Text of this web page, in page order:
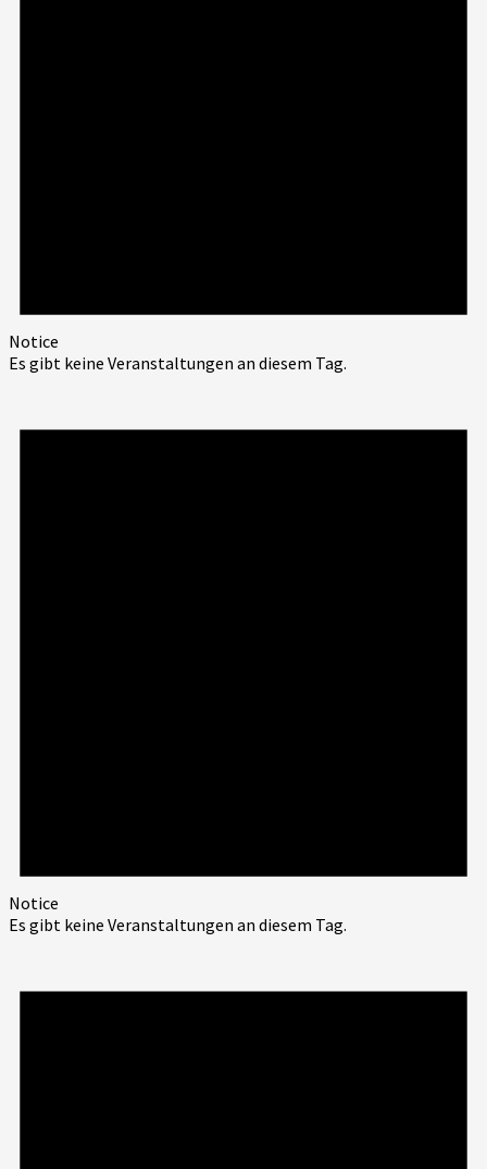
Notice
Es gibt keine Veranstaltungen an diesem Tag.
Notice
Es gibt keine Veranstaltungen an diesem Tag.